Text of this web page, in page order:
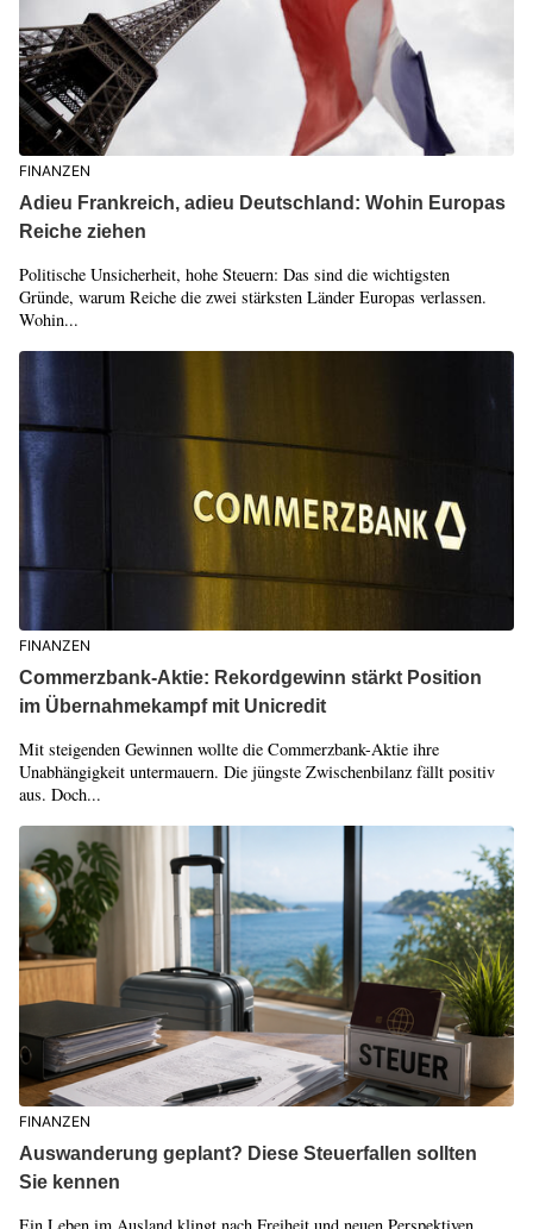
FINANZEN
Adieu Frankreich, adieu Deutschland: Wohin Europas
Reiche ziehen
Politische Unsicherheit, hohe Steuern: Das sind die wichtigsten
Gründe, warum Reiche die zwei stärksten Länder Europas verlassen.
Wohin...
FINANZEN
Commerzbank-Aktie: Rekordgewinn stärkt Position
im Übernahmekampf mit Unicredit
Mit steigenden Gewinnen wollte die Commerzbank-Aktie ihre
Unabhängigkeit untermauern. Die jüngste Zwischenbilanz fällt positiv
aus. Doch...
FINANZEN
Auswanderung geplant? Diese Steuerfallen sollten
Sie kennen
Ein Leben im Ausland klingt nach Freiheit und neuen Perspektiven.